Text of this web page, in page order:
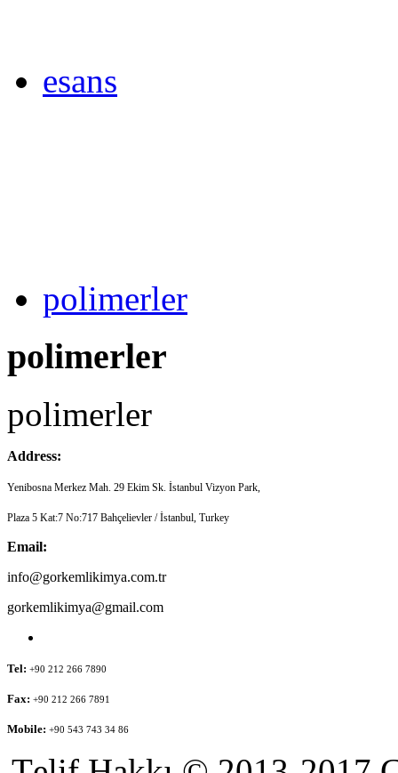
esans
polimerler
polimerler
polimerler
Address:
Yenibosna Merkez Mah. 29 Ekim Sk. İstanbul Vizyon Park,
Plaza 5 Kat:7 No:717 Bahçelievler / İstanbul, Turkey
Email:
info@gorkemlikimya.com.tr
gorkemlikimya@gmail.com
Tel: +90 212 266 7890
Fax: +90 212 266 7891
Mobile: +90 543 743 34 86